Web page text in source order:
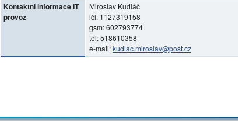
Kontaktní informace IT
provoz
Miroslav Kudláč
ičl: 1127319158
gsm: 602793774
tel: 518610358
e-mail:kudlac.miroslav@post.cz